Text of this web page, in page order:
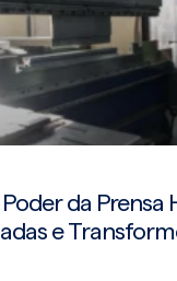
da Prensa
e